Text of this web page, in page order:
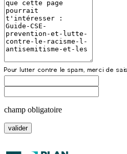
champ obligatoire